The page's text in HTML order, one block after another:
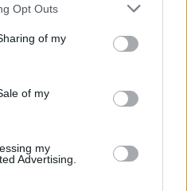
Opt Outs
of my
of my
my
Advertising.
FdI porta
in